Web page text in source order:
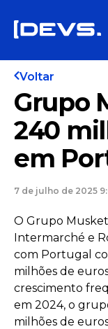
Voltar
Grupo
240
em
7 de julho de 2025
O Grupo
Intermarché e
com Portugal
milhões de
crescimento
em 2024, o
milhões de